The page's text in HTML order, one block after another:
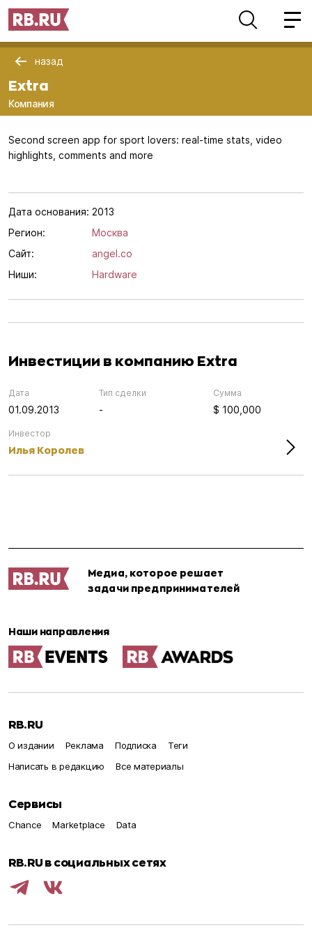
назад
Extra
Компания
Second screen app for sport lovers: real-time stats, video
highlights, comments and more
Дата основания: 2013
Регион:
Москва
Сайт:
angel.co
Ниши:
Hardware
Инвестиции в компанию Extra
Дата
01.09.2013
Тип сделки
-
Сумма
$ 100,000
Инвестор
Илья Королев
Медиа, которое решает
задачи предпринимателей
Наши направления
RB.RU
О издании Реклама Подписка
Теги
Написать в редакцию
Все материалы
Сервисы
Chance Marketplace Data
RB.RU в социальных сетях